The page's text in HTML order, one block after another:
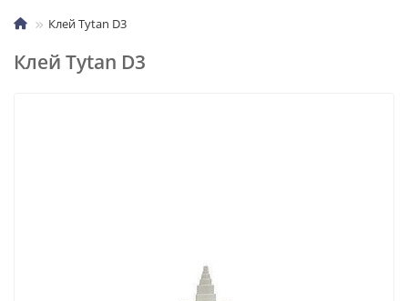
Клей Tytan D3
Клей Tytan D3